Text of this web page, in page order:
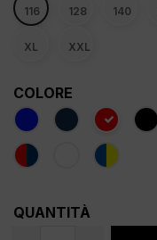
116 128 140
XL XXL
COLORE
QUANTITÀ